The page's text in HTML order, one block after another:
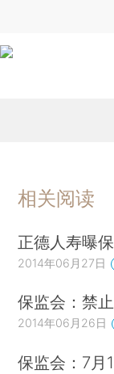
相关阅读
正德人寿曝
2014年06月27日
保监会：禁
2014年06月26日
保监会：7月